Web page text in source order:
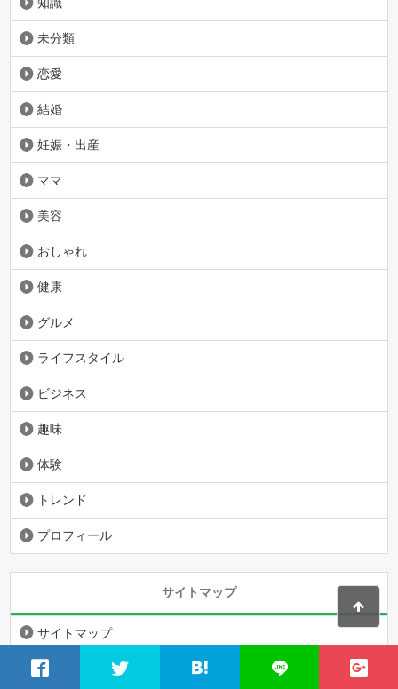
未分類
恋愛
結婚
妊娠・出産
ママ
美容
おしゃれ
健康
グルメ
ライフスタイル
ビジネス
趣味
体験
トレンド
プロフィール
サイトマップ
サイトマップ